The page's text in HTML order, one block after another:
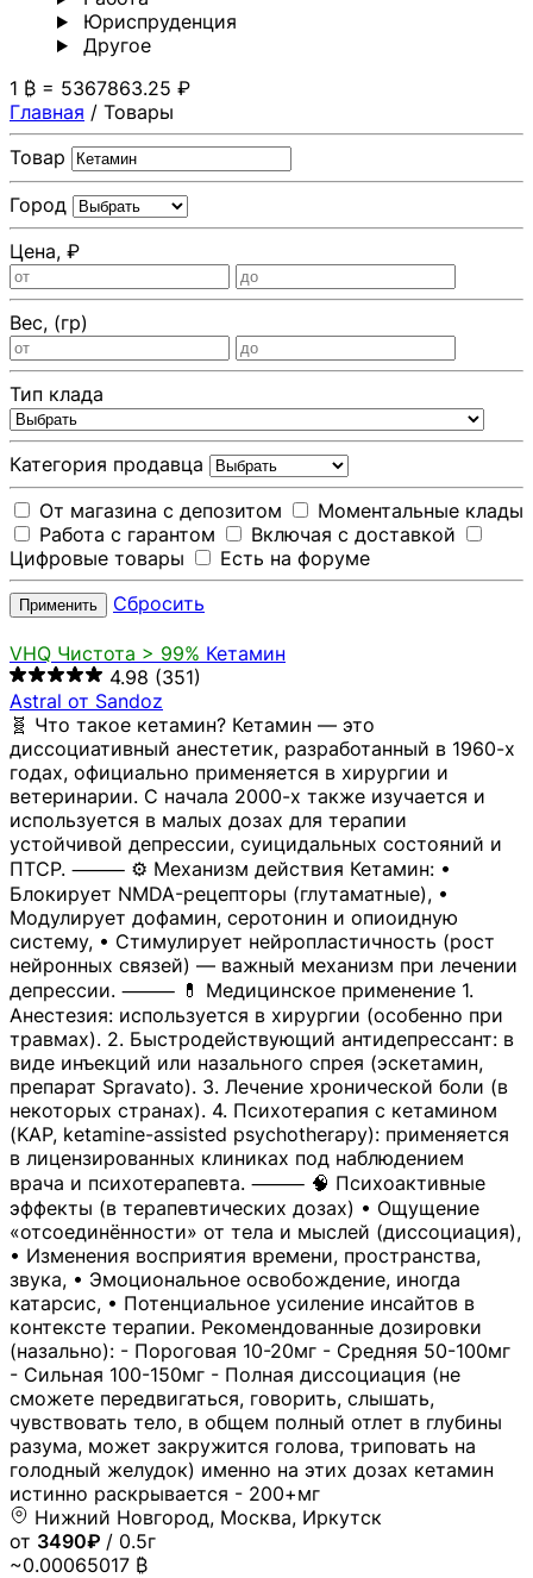
Юриспруденция
Другoе
1 ₿ = 5367863.25 ₽
Главная / Товары
Товар
Город
Цена, ₽
Вес, (гр)
Тип клада
Категория продавца
От магазина с депозитом
Моментальные клады
Работа с гарантом
Включая с доставкой
Цифровые товары
Есть на форуме
Применить Сбросить
VHQ Чистота > 99% Кетамин
4.98 (351)
Astral от Sandoz
🧬 Что такое кетамин? Кетамин — это
диссоциативный анестетик, разработанный в 1960-х
годах, официально применяется в хирургии и
ветеринарии. С начала 2000-х также изучается и
используется в малых дозах для терапии
устойчивой депрессии, суицидальных состояний и
ПТСР. ⸻ ⚙️ Механизм действия Кетамин: •
Блокирует NMDA-рецепторы (глутаматные), •
Модулирует дофамин, серотонин и опиоидную
систему, • Стимулирует нейропластичность (рост
нейронных связей) — важный механизм при лечении
депрессии. ⸻ 💊 Медицинское применение 1.
Анестезия: используется в хирургии (особенно при
травмах). 2. Быстродействующий антидепрессант: в
виде инъекций или назального спрея (эскетамин,
препарат Spravato). 3. Лечение хронической боли (в
некоторых странах). 4. Психотерапия с кетамином
(KAP, ketamine-assisted psychotherapy): применяется
в лицензированных клиниках под наблюдением
врача и психотерапевта. ⸻ 🧠 Психоактивные
эффекты (в терапевтических дозах) • Ощущение
«отсоединённости» от тела и мыслей (диссоциация),
• Изменения восприятия времени, пространства,
звука, • Эмоциональное освобождение, иногда
катарсис, • Потенциальное усиление инсайтов в
контексте терапии. Рекомендованные дозировки
(назально): - Пороговая 10-20мг - Средняя 50-100мг
- Сильная 100-150мг - Полная диссоциация (не
сможете передвигаться, говорить, слышать,
чувствовать тело, в общем полный отлет в глубины
разума, может закружится голова, триповать на
голодный желудок) именно на этих дозах кетамин
истинно раскрывается - 200+мг
Нижний Новгород, Москва, Иркутск
от 3490₽ / 0.5г
~0.00065017 ₿